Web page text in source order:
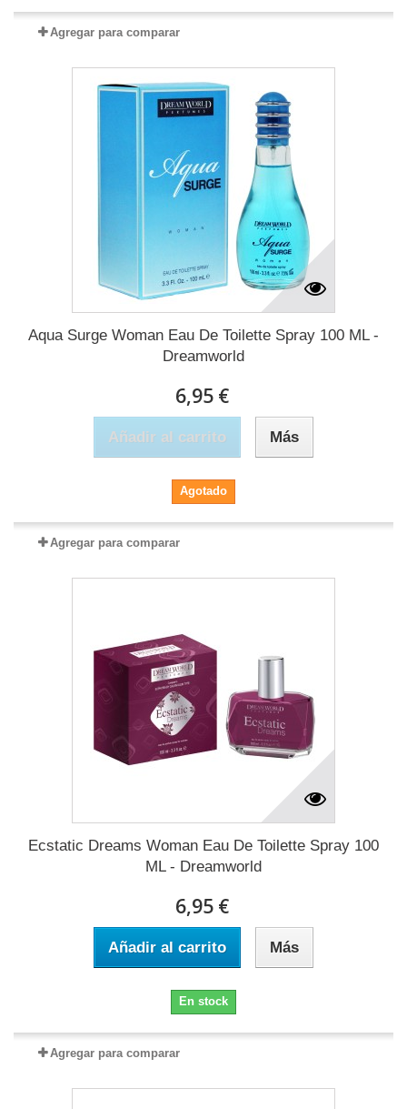
Agregar para comparar
Aqua Surge Woman Eau De Toilette Spray 100 ML -
Dreamworld
6,95 €
Añadir al carrito Más
Agotado
Agregar para comparar
Ecstatic Dreams Woman Eau De Toilette Spray 100
ML - Dreamworld
6,95 €
Añadir al carrito Más
En stock
Agregar para comparar